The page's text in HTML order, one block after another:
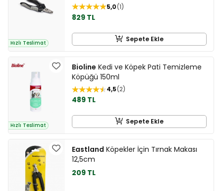
Hızlı Teslimat
5,0 1
829 TL
Sepete Ekle
Hızlı Teslimat
Bioline Kedi ve Köpek Pati Temizleme
Köpüğü 150ml
4,5 2
489 TL
Sepete Ekle
Eastland Köpekler İçin Tırnak Makası
12,5cm
209 TL